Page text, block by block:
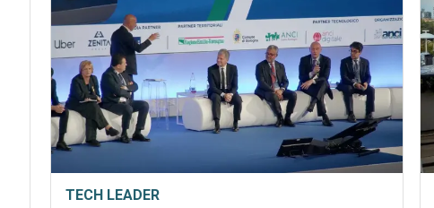
TECH LEADER